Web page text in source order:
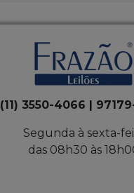
(11) 3550-4066 |
Segunda à sexta-
das 08h30 às